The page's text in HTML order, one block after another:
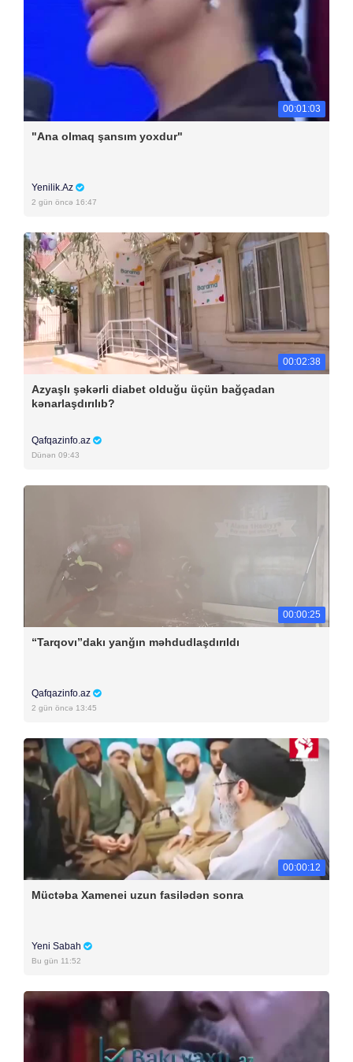
00:01:03
"Ana olmaq şansım yoxdur"
Yenilik.Az
2 gün öncə 16:47
00:02:38
Azyaşlı şəkərli diabet olduğu üçün bağçadan
kənarlaşdırılıb?
Qafqazinfo.az
Dünən 09:43
00:00:25
“Tarqovı”dakı yanğın məhdudlaşdırıldı
Qafqazinfo.az
2 gün öncə 13:45
00:00:12
Müctəba Xamenei uzun fasilədən sonra
Yeni Sabah
Bu gün 11:52